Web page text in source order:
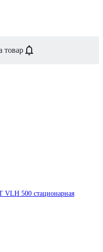
товар
VLH 500 стационарная